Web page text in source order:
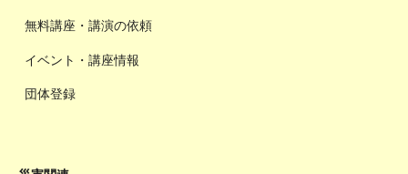
無料講座・講演の依頼
イベント・講座情報
団体登録